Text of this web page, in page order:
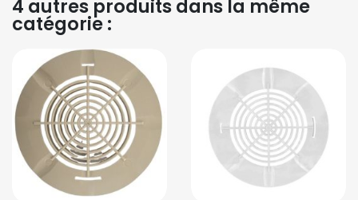
4 autres produits dans la même
catégorie :